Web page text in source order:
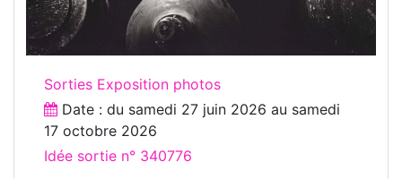
Sorties Exposition photos
Date : du samedi 27 juin 2026 au samedi
17 octobre 2026
Idée sortie n° 340776